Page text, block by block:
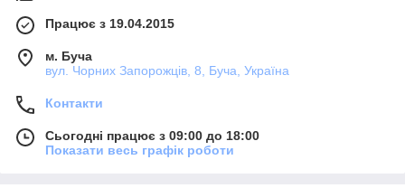
Працює з 19.04.2015
м. Буча
вул. Чорних Запорожців, 8, Буча, Україна
Контакти
Сьогодні працює з 09:00 до 18:00
Показати весь графік роботи